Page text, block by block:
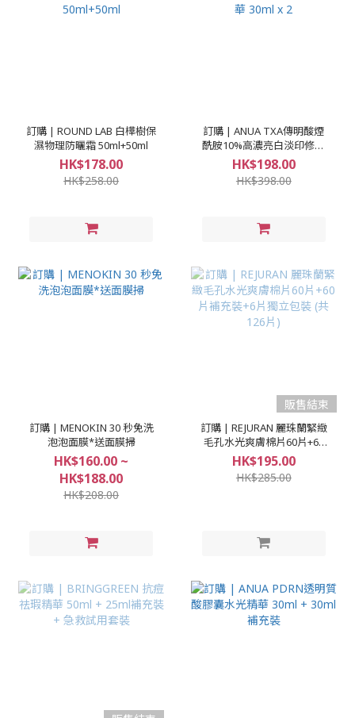
訂購 | ROUND LAB 白樺樹保
濕物理防曬霜 50ml+50ml
HK$178.00
HK$258.00
訂購 | ANUA TXA傳明酸煙
酰胺10%高濃亮白淡印修護
精華 30ml x 2
HK$198.00
HK$398.00
訂購 | MENOKIN 30 秒免洗
泡泡面膜*送面膜掃
HK$160.00 ~
HK$188.00
HK$208.00
販售結束
訂購 | REJURAN 麗珠蘭緊緻
毛孔水光爽膚棉片60片+60
片補充裝+6片獨立包裝 (共
126片)
HK$195.00
HK$285.00